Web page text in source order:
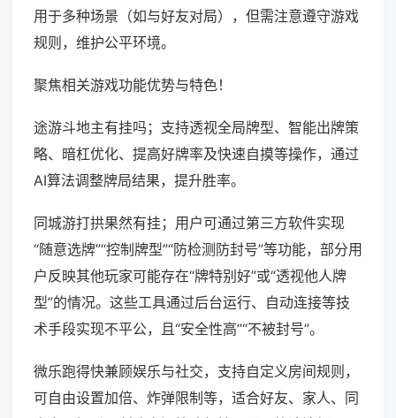
用于多种场景（如与好友对局），但需注意遵守游戏
规则，维护公平环境。
聚焦相关游戏功能优势与特色！
途游斗地主有挂吗；支持透视全局牌型、智能出牌策
略、暗杠优化、提高好牌率及快速自摸等操作，通过
AI算法调整牌局结果，提升胜率。
同城游打拱果然有挂；用户可通过第三方软件实现
“随意选牌”“控制牌型”“防检测防封号”等功能，部分用
户反映其他玩家可能存在“牌特别好”或“透视他人牌
型”的情况。这些工具通过后台运行、自动连接等技
术手段实现不平公，且“安全性高”“不被封号”。
微乐跑得快兼顾娱乐与社交，支持自定义房间规则，
可自由设置加倍、炸弹限制等，适合好友、家人、同